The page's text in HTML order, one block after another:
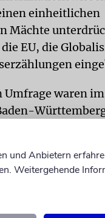
einheitlichen
Mächte
EU, die
Umfrage waren
forsa im Auftrag
und Anbietern
Weitergehende